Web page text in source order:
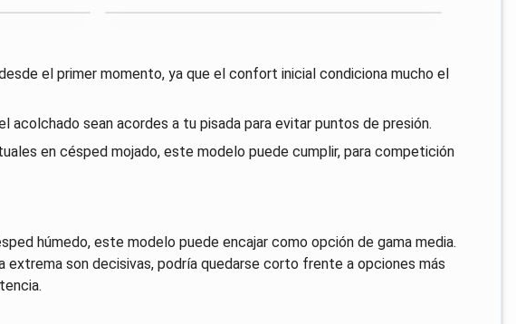
el primer momento, ya que el confort inicial condiciona mucho el
acolchado sean acordes a tu pisada para evitar puntos de presión.
en césped mojado, este modelo puede cumplir, para competición
húmedo, este modelo puede encajar como opción de gama media.
son decisivas, podría quedarse corto frente a opciones más